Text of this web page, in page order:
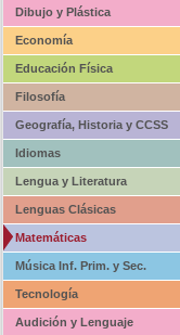
Dibujo y Plástica
Economía
Educación Física
Filosofía
Geografía, Historia y CCSS
Idiomas
Lengua y Literatura
Lenguas Clásicas
Matemáticas
Música Inf. Prim. y Sec.
Tecnología
Audición y Lenguaje